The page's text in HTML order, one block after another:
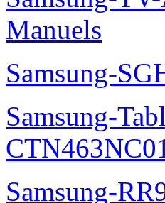
Manuels
Samsung-
Samsung-
Samsung-